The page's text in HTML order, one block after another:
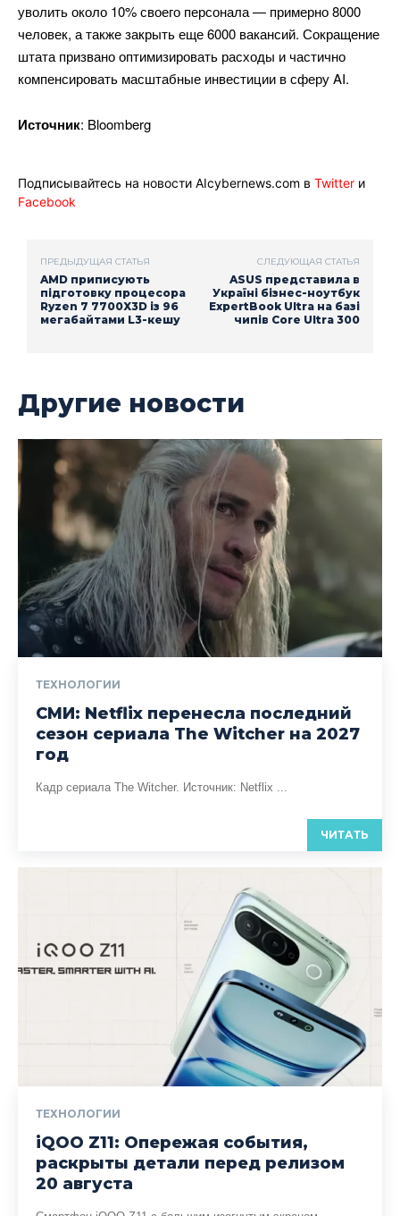
уволить около 10% своего персонала — примерно 8000
человек, а также закрыть еще 6000 вакансий. Сокращение
штата призвано оптимизировать расходы и частично
компенсировать масштабные инвестиции в сферу AI.
Источник: Bloomberg
Подписывайтесь на новости AIcybernews.com в Twitter и
Facebook
ПРЕДЫДУЩАЯ СТАТЬЯ
AMD приписують
підготовку процесора
Ryzen 7 7700X3D із 96
мегабайтами L3-кешу
СЛЕДУЮЩАЯ СТАТЬЯ
ASUS представила в
Україні бізнес-ноутбук
ExpertBook Ultra на базі
чипів Core Ultra 300
Другие новости
ТЕХНОЛОГИИ
СМИ: Netflix перенесла последний
сезон сериала The Witcher на 2027
год
Кадр сериала The Witcher. Источник: Netflix ...
ЧИТАТЬ
ТЕХНОЛОГИИ
iQOO Z11: Опережая события,
раскрыты детали перед релизом
20 августа